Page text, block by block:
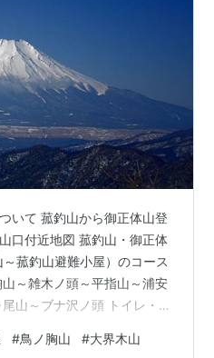
いて 菰釣山から御正体山登
口付近地図 菰釣山・御正体
菰釣山避難小屋）のコース
～雑木ノ頭～平指山～浦安
山～ブナ沢ノ頭 トイレ・水
山避難小屋～菰釣山登山コ
#鳥ノ胸山 #大界木山